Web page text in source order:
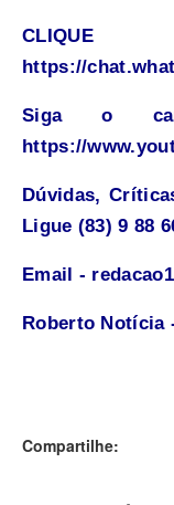
https://
Siga o
https://
Dúvidas,
Ligue (83) 9 88
Email -
Roberto Notícia
Compartilhe: